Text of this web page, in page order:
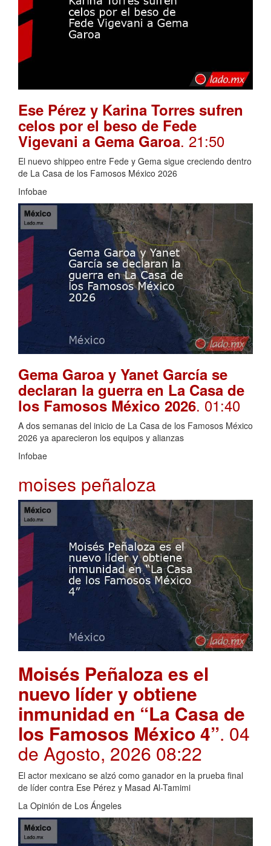
Ese Pérez y Karina Torres sufren
celos por el beso de Fede
Vigevani a Gema Garoa. 21:50
El nuevo shippeo entre Fede y Gema sigue creciendo dentro
de La Casa de los Famosos México 2026
Infobae
Gema Garoa y Yanet García se
declaran la guerra en La Casa de
los Famosos México 2026. 01:40
A dos semanas del inicio de La Casa de los Famosos México
2026 ya aparecieron los equipos y alianzas
Infobae
moises peñaloza
Moisés Peñaloza es el
nuevo líder y obtiene
inmunidad en “La Casa de
los Famosos México 4”. 04
de Agosto, 2026 08:22
El actor mexicano se alzó como ganador en la prueba final
de líder contra Ese Pérez y Masad Al-Tamimi
La Opinión de Los Ángeles